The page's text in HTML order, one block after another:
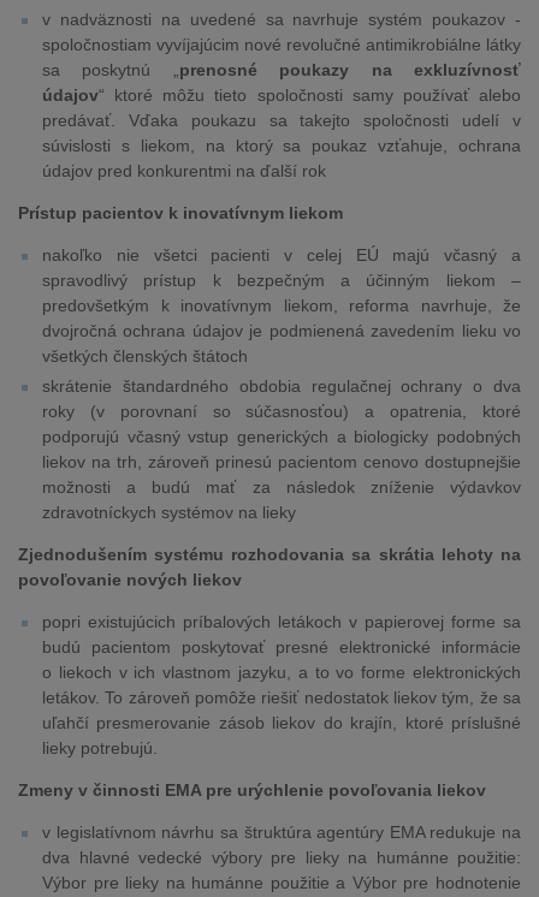
v nadväznosti na uvedené sa navrhuje systém poukazov -
spoločnostiam vyvíjajúcim nové revolučné antimikrobiálne látky
sa poskytnú „ prenosné poukazy na exkluzívnosť
údajov“ ktoré môžu tieto spoločnosti samy používať alebo
predávať. Vďaka poukazu sa takejto spoločnosti udelí v
súvislosti s liekom, na ktorý sa poukaz vzťahuje, ochrana
údajov pred konkurentmi na ďalší rok
Prístup pacientov k inovatívnym liekom
nakoľko nie všetci pacienti v celej EÚ majú včasný a
spravodlivý prístup k bezpečným a účinným liekom –
predovšetkým k inovatívnym liekom, reforma navrhuje, že
dvojročná ochrana údajov je podmienená zavedením lieku vo
všetkých členských štátoch
skrátenie štandardného obdobia regulačnej ochrany o dva
roky (v porovnaní so súčasnosťou) a opatrenia, ktoré
podporujú včasný vstup generických a biologicky podobných
liekov na trh, zároveň prinesú pacientom cenovo dostupnejšie
možnosti a budú mať za následok zníženie výdavkov
zdravotníckych systémov na lieky
Zjednodušením systému rozhodovania sa skrátia lehoty na
povoľovanie nových liekov
popri existujúcich príbalových letákoch v papierovej forme sa
budú pacientom poskytovať presné elektronické informácie
o liekoch v ich vlastnom jazyku, a to vo forme elektronických
letákov. To zároveň pomôže riešiť nedostatok liekov tým, že sa
uľahčí presmerovanie zásob liekov do krajín, ktoré príslušné
lieky potrebujú.
Zmeny v činnosti EMA pre urýchlenie povoľovania liekov
v legislatívnom návrhu sa štruktúra agentúry EMA redukuje na
dva hlavné vedecké výbory pre lieky na humánne použitie:
Výbor pre lieky na humánne použitie a Výbor pre hodnotenie